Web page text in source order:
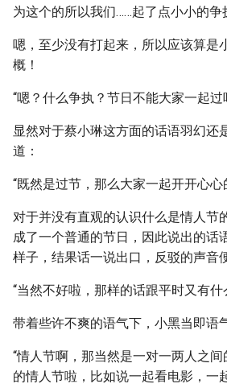
为这个的所以我们……起了点小小的争
嗯，至少没有打起来，所以应该算是
概！
“嗯？什么争执？节日不能大家一起过
显然对于蔡小琳这方面的话语羽幻还
道：
“既然是过节，那么大家一起开开心
对于并没有直观的认识什么是情人节
成了一个普通的节日，因此说出的话
样子，结果话一说出口，反驳的声音
“当然不好啦，那样的话跟平时又有什
带着些许不爽的语气下，小黑当即语
“情人节啊，那当然是一对一两人之
的情人节啦，比如说一起看电影，一